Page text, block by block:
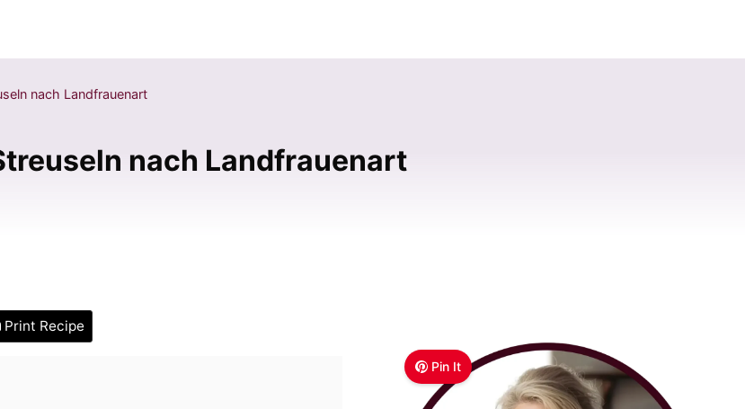
nach Landfrauenart
nach Landfrauenart
Print Recipe
Pin It